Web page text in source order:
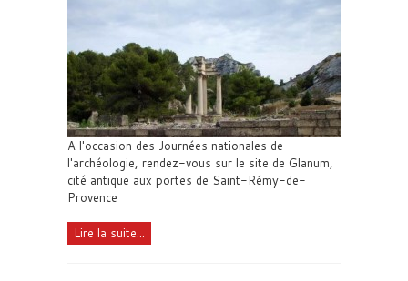
A l'occasion des Journées nationales de
l'archéologie, rendez-vous sur le site de Glanum,
cité antique aux portes de Saint-Rémy-de-
Provence
Lire la suite...